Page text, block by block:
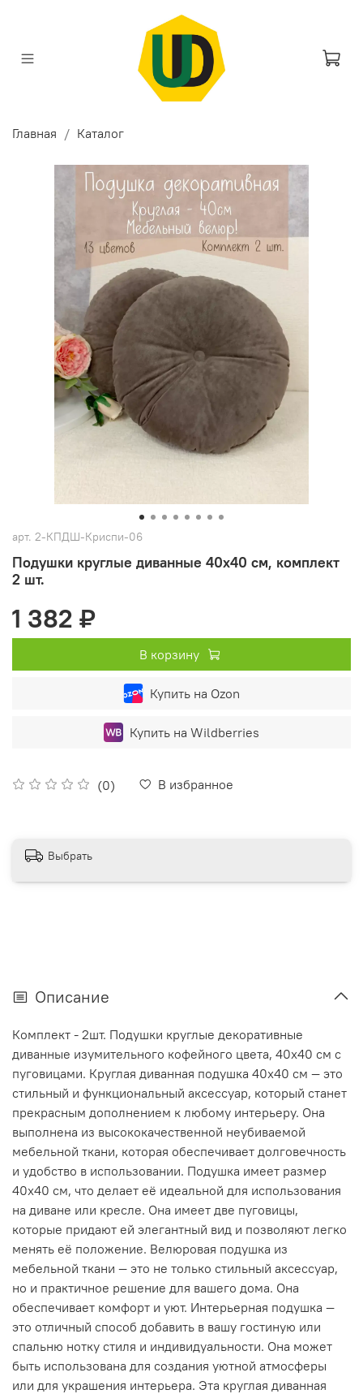
Главная Каталог
арт. 2-КПДШ-Криспи-06
Подушки круглые диванные 40х40 см, комплект
2 шт.
(0) В избранное
1 382 ₽
В корзину
Купить на Ozon
Купить на Wildberries
Выбрать
Описание
Комплект - 2шт. Подушки круглые декоративные
диванные изумительного кофейного цвета, 40х40 см с
пуговицами. Круглая диванная подушка 40x40 см — это
стильный и функциональный аксессуар, который станет
прекрасным дополнением к любому интерьеру. Она
выполнена из высококачественной неубиваемой
мебельной ткани, которая обеспечивает долговечность
и удобство в использовании. Подушка имеет размер
40x40 см, что делает её идеальной для использования
на диване или кресле. Она имеет две пуговицы,
которые придают ей элегантный вид и позволяют легко
менять её положение. Велюровая подушка из
мебельной ткани — это не только стильный аксессуар,
но и практичное решение для вашего дома. Она
обеспечивает комфорт и уют. Интерьерная подушка —
это отличный способ добавить в вашу гостиную или
спальню нотку стиля и индивидуальности. Она может
быть использована для создания уютной атмосферы
или для украшения интерьера. Эта круглая диванная